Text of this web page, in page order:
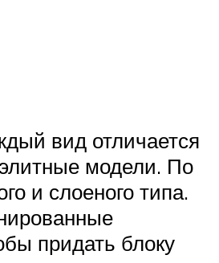
вид отличается
модели. По
и слоеного типа.
придать блоку